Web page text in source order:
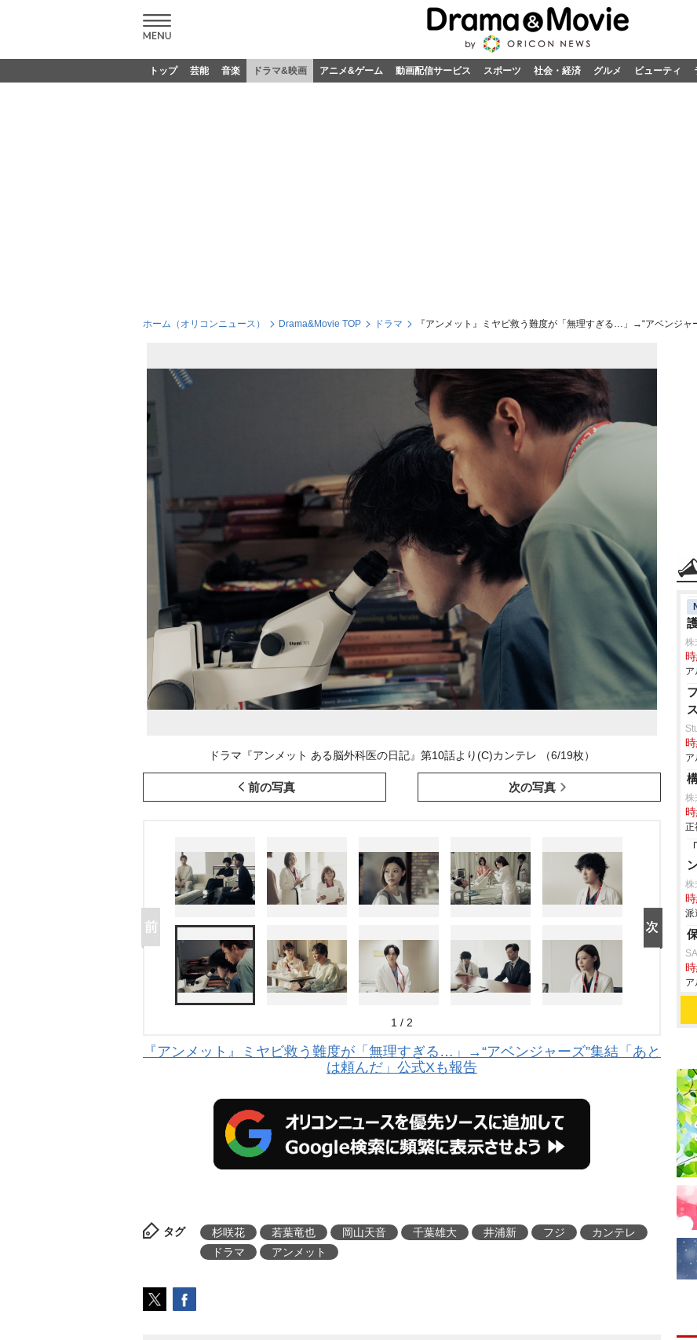
トップ 芸能 音楽 ドラマ&映画 アニメ&ゲーム 動画配信サービス スポーツ 社会・経済 グルメ ビューティ
ホーム（オリコンニュース） Drama&Movie TOP ドラマ 『アンメット』ミヤビ救う難度が「無理すぎる…」→“アベンジャ
ドラマ『アンメット ある脳外科医の日記』第10話より(C)カンテレ （6/19枚）
前の写真 次の写真
1 / 2
『アンメット』ミヤビ救う難度が「無理すぎる…」→“アベンジャーズ”集結「あと
は頼んだ」公式Xも報告
タグ 杉咲花 若葉竜也 岡山天音 千葉雄大 井浦新 フジ
カンテレ
ドラマ
アンメット
株
ア
ア
株
正
株
派
ア